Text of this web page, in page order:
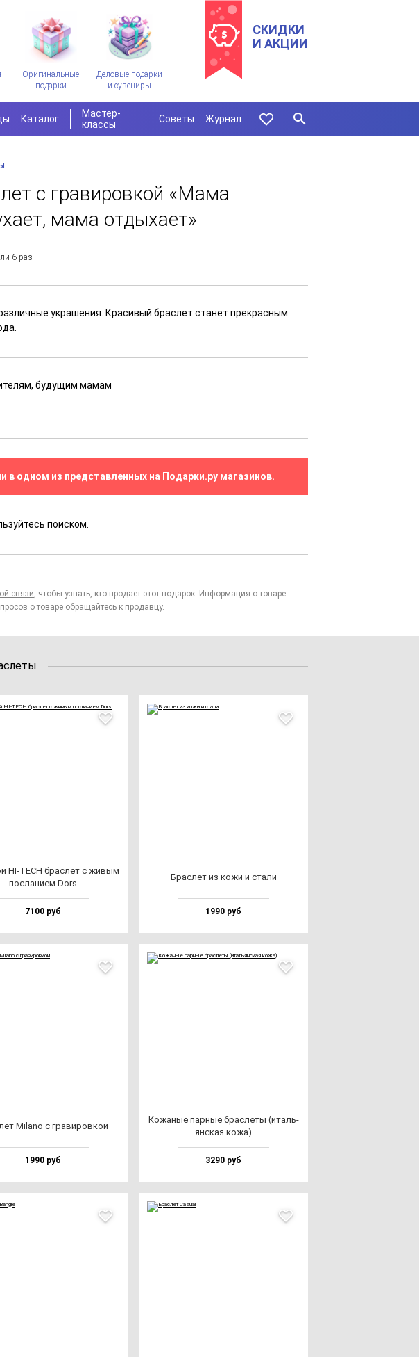
Оригинальные
подарки
Деловые подарки
и сувениры
СКИДКИ
И АКЦИИ
Каталог
Мастер-
классы
Советы Журнал
с гравировкой «Мама
мама отдыхает»
6 раз
украшения. Красивый браслет станет прекрасным
будущим мамам
в одном из представленных на Подарки.ру магазинов.
поиском.
связи, чтобы узнать, кто продает этот подарок. Информация о товаре
о товаре обращайтесь к продавцу.
HI-TECH брас­лет с жи­вым
пос­ла­ни­ем Dors
7100 руб
Брас­лет из ко­жи и ста­ли
1990 руб
Mila­no с гра­ви­ров­кой
1990 руб
Кожа­ные пар­ные брас­ле­ты (италь­
ян­ская ко­жа)
3290 руб